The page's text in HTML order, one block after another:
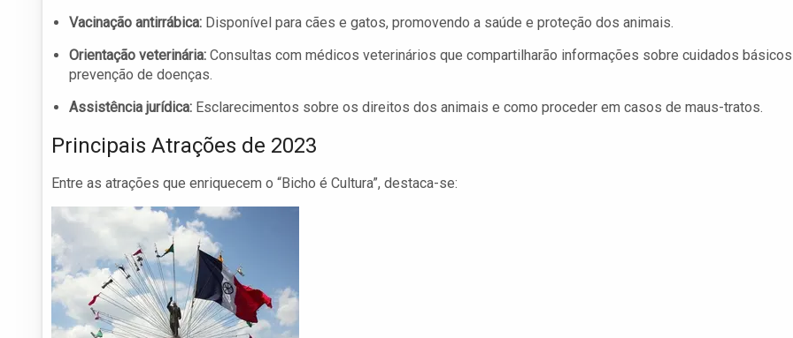
Vacinação antirrábica: Disponível para cães e gatos, promovendo a saúde e proteção dos animais.
Orientação veterinária: Consultas com médicos veterinários que compartilharão informações sobre cuidados
prevenção de doenças.
Assistência jurídica: Esclarecimentos sobre os direitos dos animais e como proceder em casos de maus-tratos.
Principais Atrações de 2023
Entre as atrações que enriquecem o “Bicho é Cultura”, destaca-se: